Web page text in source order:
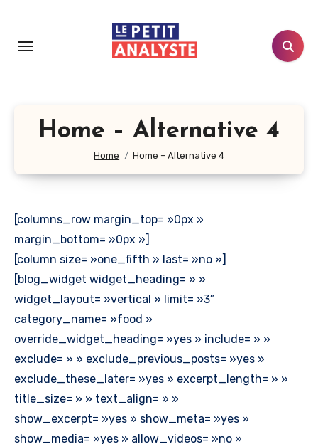
contenu
Home – Alternative 4
Home Home – Alternative 4
[columns_row margin_top= »0px »
margin_bottom= »0px »]
[column size= »one_fifth » last= »no »]
[blog_widget widget_heading= » »
widget_layout= »vertical » limit= »3″
category_name= »food »
override_widget_heading= »yes » include= » »
exclude= » » exclude_previous_posts= »yes »
exclude_these_later= »yes » excerpt_length= » »
title_size= » » text_align= » »
show_excerpt= »yes » show_meta= »yes »
show_media= »yes » allow_videos= »no »